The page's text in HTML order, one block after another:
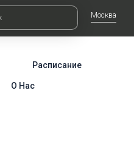
Москва
Расписание
О Нас